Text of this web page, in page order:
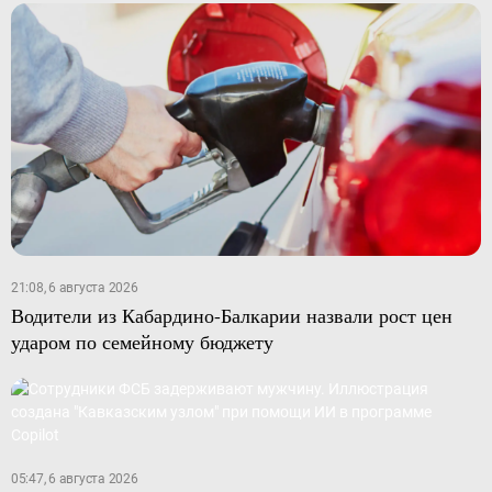
21:08, 6 августа 2026
Водители из Кабардино-Балкарии назвали рост цен
ударом по семейному бюджету
05:47, 6 августа 2026